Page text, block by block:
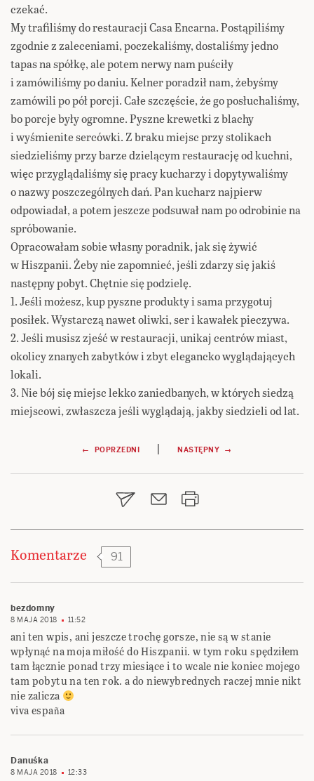
czekać.
My trafiliśmy do restauracji Casa Encarna. Postąpiliśmy
zgodnie z zaleceniami, poczekaliśmy, dostaliśmy jedno
tapas na spółkę, ale potem nerwy nam puściły
i zamówiliśmy po daniu. Kelner poradził nam, żebyśmy
zamówili po pół porcji. Całe szczęście, że go posłuchaliśmy,
bo porcje były ogromne. Pyszne krewetki z blachy
i wyśmienite sercówki. Z braku miejsc przy stolikach
siedzieliśmy przy barze dzielącym restaurację od kuchni,
więc przyglądaliśmy się pracy kucharzy i dopytywaliśmy
o nazwy poszczególnych dań. Pan kucharz najpierw
odpowiadał, a potem jeszcze podsuwał nam po odrobinie na
spróbowanie.
Opracowałam sobie własny poradnik, jak się żywić
w Hiszpanii. Żeby nie zapomnieć, jeśli zdarzy się jakiś
następny pobyt. Chętnie się podzielę.
1. Jeśli możesz, kup pyszne produkty i sama przygotuj
posiłek. Wystarczą nawet oliwki, ser i kawałek pieczywa.
2. Jeśli musisz zjeść w restauracji, unikaj centrów miast,
okolicy znanych zabytków i zbyt elegancko wyglądających
lokali.
3. Nie bój się miejsc lekko zaniedbanych, w których siedzą
miejscowi, zwłaszcza jeśli wyglądają, jakby siedzieli od lat.
Nawigacja
wpisu
← POPRZEDNI | NASTĘPNY →
Komentarze 91
bezdomny
8 MAJA 2018 11:52
ani ten wpis, ani jeszcze trochę gorsze, nie są w stanie
wpłynąć na moja miłość do Hiszpanii. w tym roku spędziłem
tam łącznie ponad trzy miesiące i to wcale nie koniec mojego
tam pobytu na ten rok. a do niewybrednych raczej mnie nikt
nie zalicza
viva españa
Danuśka
8 MAJA 2018 12:33